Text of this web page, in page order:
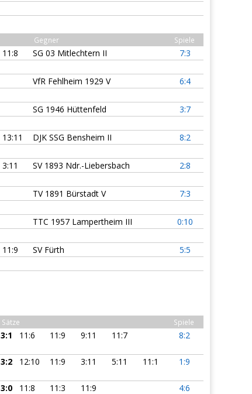
Gegner Spiele
11:8 SG 03 Mitlechtern II
7:3
VfR Fehlheim 1929 V
6:4
SG 1946 Hüttenfeld
3:7
13:11 DJK SSG Bensheim II
8:2
3:11 SV 1893 Ndr.-Liebersbach
2:8
TV 1891 Bürstadt V
7:3
TTC 1957 Lampertheim III
0:10
11:9 SV Fürth
5:5
Sätze Spiele
3:1 11:6 11:9 9:11 11:7 8:2
3:2 12:10 11:9 3:11 5:11 11:1 1:9
3:0 11:8 11:3 11:9 4:6